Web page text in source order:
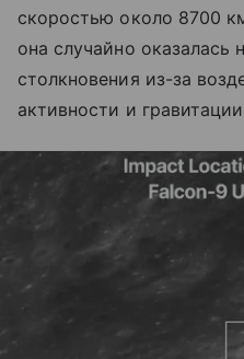
скоростью около 8700
она случайно оказалась
столкновения из-за
активности и